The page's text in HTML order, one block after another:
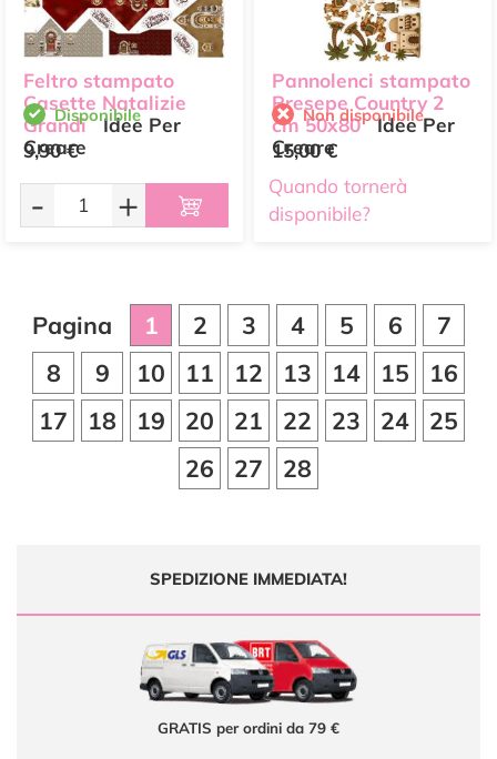
Feltro stampato
Casette Natalizie
Grandi Idee Per
Creare
Disponibile
9,90 €
- +
Pannolenci stampato
Presepe Country 2
cm 50x80 Idee Per
Creare
Non disponibile
15,00 €
Quando tornerà
disponibile?
Pagina 1 2 3 4 5 6
7
8
9 10 11 12 13 14 15
16
17
18 19 20 21 22 23 24
25
26
27 28
SPEDIZIONE IMMEDIATA!
GRATIS per ordini da 79 €